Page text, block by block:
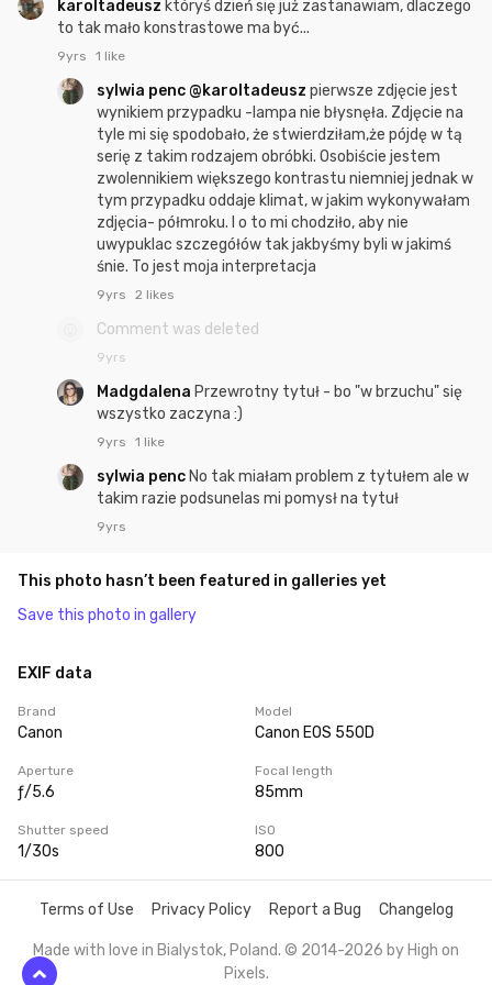
karoltadeusz któryś dzień się już zastanawiam, dlaczego
to tak mało konstrastowe ma być...
9yrs 1 like
sylwia penc @karoltadeusz pierwsze zdjęcie jest
wynikiem przypadku -lampa nie błysnęła. Zdjęcie na
tyle mi się spodobało, że stwierdziłam,że pójdę w tą
serię z takim rodzajem obróbki. Osobiście jestem
zwolennikiem większego kontrastu niemniej jednak w
tym przypadku oddaje klimat, w jakim wykonywałam
zdjęcia- półmroku. I o to mi chodziło, aby nie
uwypuklac szczegółów tak jakbyśmy byli w jakimś
śnie. To jest moja interpretacja
9yrs 2 likes
Comment was deleted
9yrs
Madgdalena Przewrotny tytuł - bo "w brzuchu" się
wszystko zaczyna :)
9yrs 1 like
sylwia penc No tak miałam problem z tytułem ale w
takim razie podsunelas mi pomysł na tytuł
9yrs
This photo hasn’t been featured in galleries yet
Save this photo in gallery
EXIF data
Brand
Canon
Model
Canon EOS 550D
Aperture
ƒ/5.6
Focal length
85mm
Shutter speed
1/30s
ISO
800
Terms of Use Privacy Policy Report a Bug Changelog
Made with love in Bialystok, Poland. © 2014-2026 by High on
Pixels.